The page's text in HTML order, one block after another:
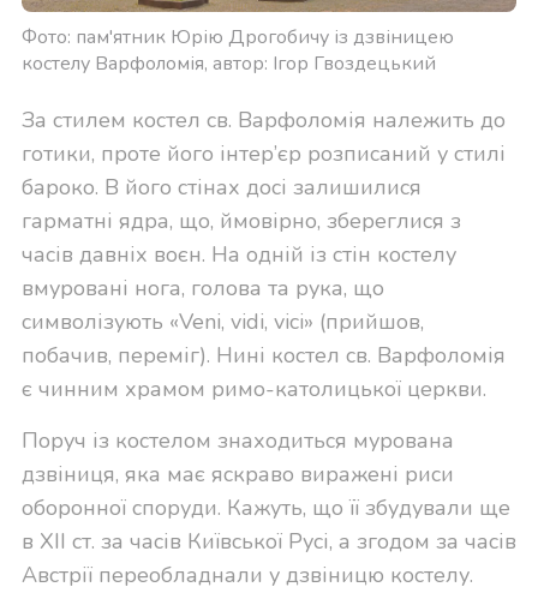
Фото: пам'ятник Юрію Дрогобичу із дзвіницею
костелу Варфоломія, автор: Ігор Гвоздецький
За стилем костел св. Варфоломія належить до
готики, проте його інтер’єр розписаний у стилі
бароко. В його стінах досі залишилися
гарматні ядра, що, ймовірно, збереглися з
часів давніх воєн. На одній із стін костелу
вмуровані нога, голова та рука, що
символізують «Veni, vidi, vici» (прийшов,
побачив, переміг). Нині костел св. Варфоломія
є чинним храмом римо-католицької церкви.
Поруч із костелом знаходиться мурована
дзвіниця, яка має яскраво виражені риси
оборонної споруди. Кажуть, що її збудували ще
в XII ст. за часів Київської Русі, а згодом за часів
Австрії переобладнали у дзвіницю костелу.